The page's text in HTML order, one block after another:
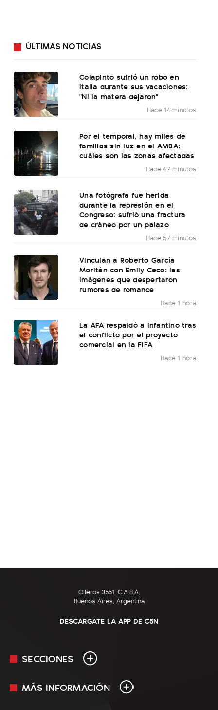
ÚLTIMAS NOTICIAS
Colapinto sufrió un robo en
Italia durante sus vacaciones:
"Ni la matera dejaron"
Hace 14 minutos
Por el temporal, hay miles de
familias sin luz en el AMBA:
cuáles son las zonas afectadas
Hace 47 minutos
Una fotógrafa fue herida
durante la represión en el
Congreso: sufrió una fractura
de cráneo por un palazo
Hace 57 minutos
Vinculan a Roberto García
Moritán con Emily Ceco: las
imágenes que despertaron
rumores de romance
Hace 1 hora
La AFA respaldó a Infantino tras
el conflicto por el proyecto
comercial en la FIFA
Hace 1 hora
Olleros 3551, C.A.B.A.
Buenos Aires, Argentina
DESCARGATE LA APP DE C5N
SECCIONES
En Vivo
MÁS INFORMACIÓN